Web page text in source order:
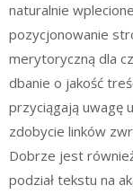
naturalnie
pozycjonowanie
merytoryczną dla
dbanie o jakość
przyciągają uwagę
zdobycie linków
Dobrze jest
podział tekstu na